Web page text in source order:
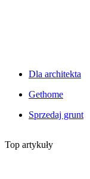
Dla architekta
Gethome
Sprzedaj grunt
Top artykuły